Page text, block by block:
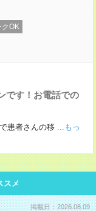
クOK
です！お電話での
患者さんの移 ...もっ
スメ
掲載日：2026.08.09